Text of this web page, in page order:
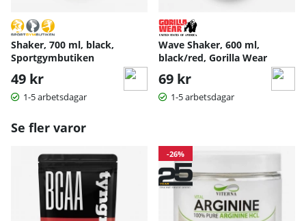
Shaker, 700 ml, black,
Sportgymbutiken
49 kr
1-5 arbetsdagar
Wave Shaker, 600 ml,
black/red, Gorilla Wear
69 kr
1-5 arbetsdagar
Se fler varor
-26%